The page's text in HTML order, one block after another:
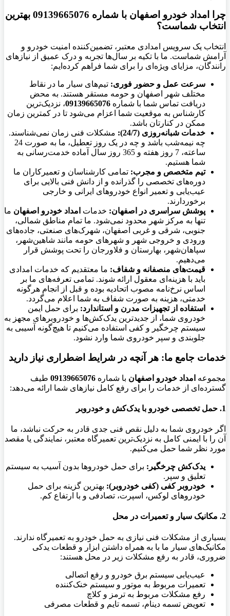
چرا امداد خودرو اصفهان با شماره 09139665076 بهترین
انتخاب شماست؟
انتخاب یک سرویس امدادی معتبر، تضمین‌کننده امنیت خودرو و
آرامش شماست. ما با تکیه بر سال‌ها تجربه و درک عمیق از نیازهای
رانندگان، مزایای ویژه‌ای را برای شما فراهم کرده‌ایم:
سرعت عمل و حضور فوری: تیم‌های سیار ما در نقاط
مختلف شهر اصفهان و حومه مستقر هستند. به محض
دریافت تماس شما با شماره 09139665076، نزدیک‌ترین
کارشناس به موقعیت شما اعزام می‌شود تا در کمترین زمان
ممکن در کنارتان باشد.
خدمات شبانه‌روزی (24/7):
مشکلات فنی زمان نمی‌شناسند.
چه نیمه‌شب باشد و چه در یک روز تعطیل، ما به صورت 24
ساعته، 7 روز هفته و 365 روز سال آماده خدمت‌رسانی به
شما هستیم.
تیم متخصص و مجرب: تمامی کارشناسان و تعمیرکاران ما
دوره‌های تخصصی را گذرانده و از دانش فنی بالایی برای
عیب‌یابی و تعمیر انواع خودروهای ایرانی و خارجی
برخوردارند.
پوشش سراسری در اصفهان: خدمات امداد خودرو اصفهان ما
تنها به مرکز شهر محدود نمی‌شود. ما تمام مناطق شمالی،
جنوبی، شرقی و غربی اصفهان، شهرک‌های صنعتی، جاده‌های
ورودی و خروجی شهر و شهرهای حومه مانند شاهین‌شهر،
سپاهان‌شهر، بهارستان و فلاورجان را تحت پوشش قرار
می‌دهیم.
قیمت‌های منصفانه و شفاف: ما معتقدیم که خدمات امدادی
باید با هزینه‌ای معقول ارائه شوند. تمامی تعرفه‌های ما بر
اساس نرخ‌نامه مصوب اتحادیه بوده و قبل از انجام هرگونه
خدمتی، هزینه به صورت شفاف به شما اعلام می‌گردد.
استفاده از تجهیزات مدرن و استاندارد: برای حمل ایمن
خودروی شما، از جدیدترین یدک‌کش‌ها و خودروبرهای مجهز به
سیستم چرخگیر و کفی استفاده می‌کنیم تا هیچ‌گونه آسیبی به
جلوبندی و سپر خودروی شما وارد نشود.
خدمات جامع ما: هر آنچه در شرایط اضطراری نیاز دارید
مجموعه امداد خودرو اصفهان با شماره 09139665076 طیف
گسترده‌ای از خدمات را برای رفع کامل نیازهای شما ارائه می‌دهد:
1. حمل تخصصی خودرو با یدک‌کش و خودروبر
اگر خودروی شما به دلیل نقص فنی جدی قادر به حرکت نباشد، ما
آن را با ایمنی کامل به نزدیک‌ترین تعمیرگاه معتبر، نمایندگی یا مقصد
مورد نظر شما حمل می‌کنیم.
یدک‌کش چرخگیر: برای حمل خودروها بدون آسیب به سیستم
تعلیق و سپر.
خودروبر کفی (کفی خودروبر): بهترین گزینه برای حمل
خودروهای لوکس، اسپرت، تصادفی و با ارتفاع کم.
2. مکانیک سیار و تعمیرات در محل
بسیاری از مشکلات فنی نیازی به حمل خودرو به تعمیرگاه ندارند.
مکانیک‌های سیار ما با به همراه داشتن ابزار و قطعات یدکی
ضروری، قادر به رفع مشکلات زیر در محل هستند:
عیب‌یابی سیستم برق خودرو و رفع اتصالی
تعمیرات مربوط به موتور و سیستم خنک‌کننده
رفع مشکلات مربوط به ترمز و کلاچ
تعویض تسمه دینام، تسمه تایم و قطعات مصرفی